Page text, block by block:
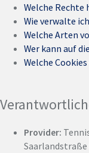
Welche Rechte
Wie verwalte
Welche Arten
Wer kann auf
Welche
Provider:
Saarlandstraße